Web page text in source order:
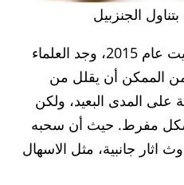
الجنزبيل
في أحد الدراسات التي أجريت عام 2015، وجد العلماء
الممكن أن يقلل من
على المدى البعيد، ولكن
بشكل مفرط. حيث أن سحبه
جانبية، مثل الاسهال